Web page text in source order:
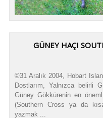
GÜNEY HAÇI
©31 Aralık 2004, Hobart
Dostlarım, Yalnızca belirli
Güney Gökkürenin en
(Southern Cross ya da
yazmak ...